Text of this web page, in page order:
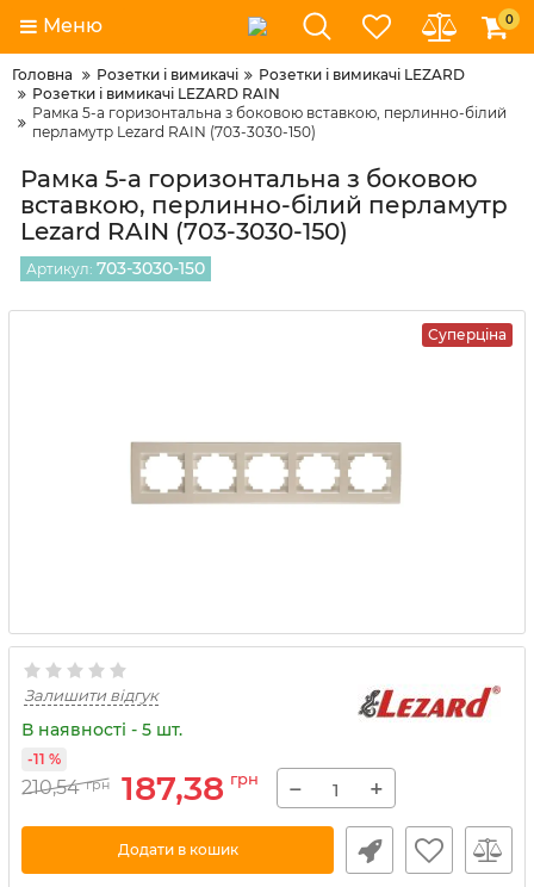
Меню 0
Головна Розетки і вимикачі
Розетки і вимикачі LEZARD
Розетки і вимикачі LEZARD RAIN
Рамка 5-а горизонтальна з боковою вставкою, перлинно-білий
перламутр Lezard RAIN (703-3030-150)
Рамка 5-а горизонтальна з боковою
вставкою, перлинно-білий перламутр
Lezard RAIN (703-3030-150)
Артикул: 703-3030-150
Суперціна
Залишити відгук
В наявності - 5 шт.
210,54 грн 187,38 грн
-11 %
− +
Додати в кошик